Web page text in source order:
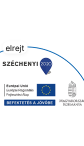
elrejt